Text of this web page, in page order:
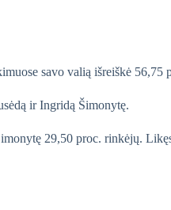
savo valią išreiškė 56,75
ir Ingridą Šimonytę.
29,50 proc. rinkėjų.